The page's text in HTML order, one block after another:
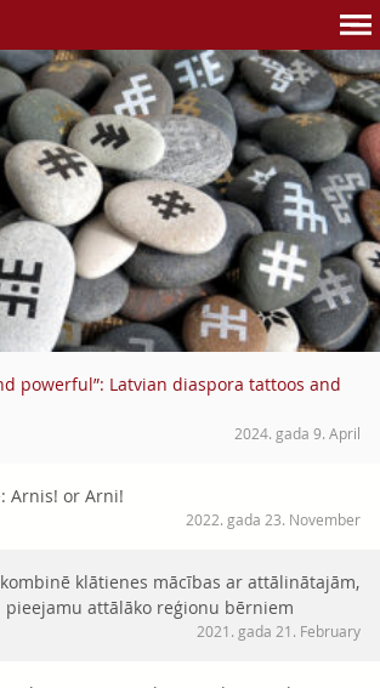
powerful”: Latvian diaspora tattoos and
2024. gada 9. April
Arnis! or Arni!
2022. gada 23. November
klātienes mācības ar attālinātajām,
attālāko reģionu bērniem
2021. gada 21. February